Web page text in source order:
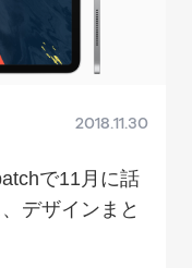
2018.11.30
で11月に話
デザインまと